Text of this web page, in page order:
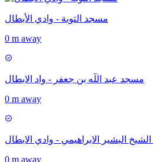
مسجد التوبة - وادي الأبطال
0 m away
مسجد عبد اللٓه بن جعفر - واد الابطال
0 m away
البشير الابراهيمي - وادي الابطال
0 m away